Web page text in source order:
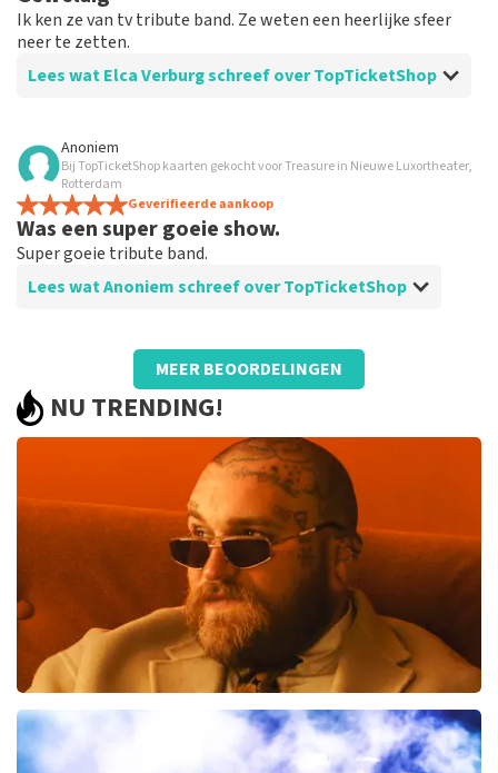
Ik ken ze van tv tribute band. Ze weten een heerlijke sfeer
neer te zetten.
Lees wat Elca Verburg schreef over TopTicketShop
Beoordeling van Elca Verburg over
Heel goed
Anoniem
Bij TopTicketShop kaarten gekocht voor Treasure in Nieuwe Luxortheater,
Rotterdam
Geverifieerde aankoop
Was een super goeie show.
Super goeie tribute band.
Lees wat Anoniem schreef over TopTicketShop
Beoordeling van Anoniem overTopTicketShop
Prima
MEER BEOORDELINGEN
NU TRENDING!
Teddy Swims